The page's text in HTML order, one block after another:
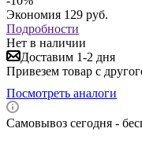
Экономия 129 руб.
Подробности
Нет в наличии
Доставим 1-2 дня
Привезем товар с
Посмотреть аналоги
Самовывоз сегодня -